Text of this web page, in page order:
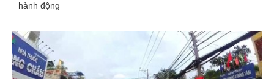
hành động